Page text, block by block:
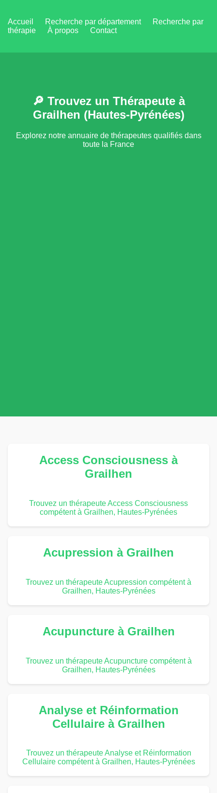
Accueil Recherche par département
Recherche par
thérapie
À propos Contact
🔎 Trouvez un Thérapeute à
Grailhen (Hautes-Pyrénées)
Explorez notre annuaire de thérapeutes qualifiés dans
toute la France
Access Consciousness à
Grailhen
Trouvez un thérapeute Access Consciousness
compétent à Grailhen, Hautes-Pyrénées
Acupression à Grailhen
Trouvez un thérapeute Acupression compétent à
Grailhen, Hautes-Pyrénées
Acupuncture à Grailhen
Trouvez un thérapeute Acupuncture compétent à
Grailhen, Hautes-Pyrénées
Analyse et Réinformation
Cellulaire à Grailhen
Trouvez un thérapeute Analyse et Réinformation
Cellulaire compétent à Grailhen, Hautes-Pyrénées